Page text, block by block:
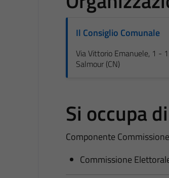
Il Consiglio Comunale
Via Vittorio Emanuele, 1 -
Salmour (CN)
Si occupa di
Componente
Commissione